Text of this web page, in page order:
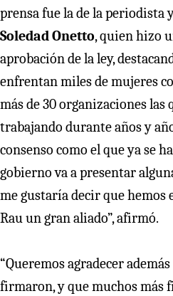
prensa fue la de la periodista
Soledad Onetto, quien hizo
aprobación de la ley,
enfrentan miles de mujeres
más de 30 organizaciones las
trabajando durante años y
consenso como el que ya se
gobierno va a presentar
me gustaría decir que
Rau un gran aliado”, afirmó.
“Queremos agradecer
firmaron, y que muchos más